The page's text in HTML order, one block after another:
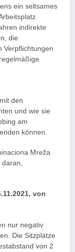
ein seltsames
indirekte
die
Verpflichtungen
den
und wie sie
am
können.
Mreža
daran,
von
nur negativ
Die Sitzplätze
von 2